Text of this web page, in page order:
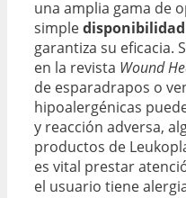
una amplia gama de
simple
garantiza su eficacia.
en la revista Wound
de esparadrapos o
hipoalergénicas
y reacción adversa,
productos de
es vital prestar
el usuario tiene